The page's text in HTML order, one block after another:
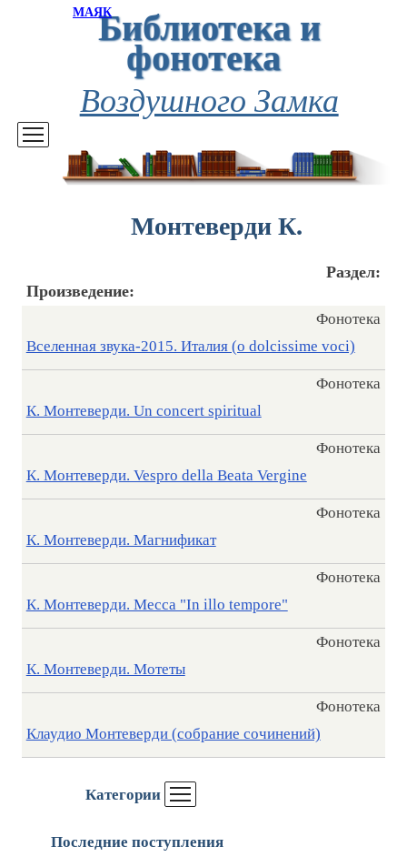
МАЯКБиблиотека и
фонотека
Воздушного Замка
Категории
Последние поступления
Монтеверди К.
Произведение:
Раздел:
Вселенная звука-2015. Италия (o dolcissime voci)
Фонотека
К. Монтеверди. Un concert spiritual
Фонотека
К. Монтеверди. Vespro della Beata Vergine
Фонотека
К. Монтеверди. Магнификат
Фонотека
К. Монтеверди. Месса "In illo tempore"
Фонотека
К. Монтеверди. Мотеты
Фонотека
Клаудио Монтеверди (собрание сочинений)
Фонотека